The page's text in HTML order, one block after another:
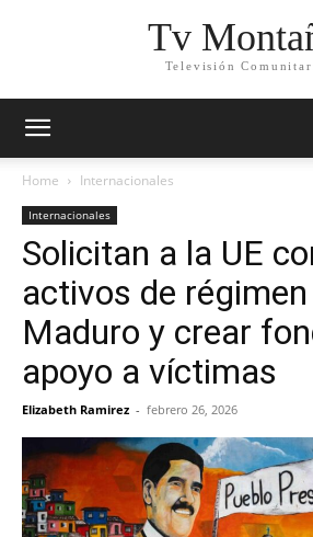
Tv
Televisión
Home Internacionales
Internacionales
Solicitan a la UE
activos de
Maduro y crear
apoyo a víctimas
Elizabeth Ramirez - febrero 26, 2026